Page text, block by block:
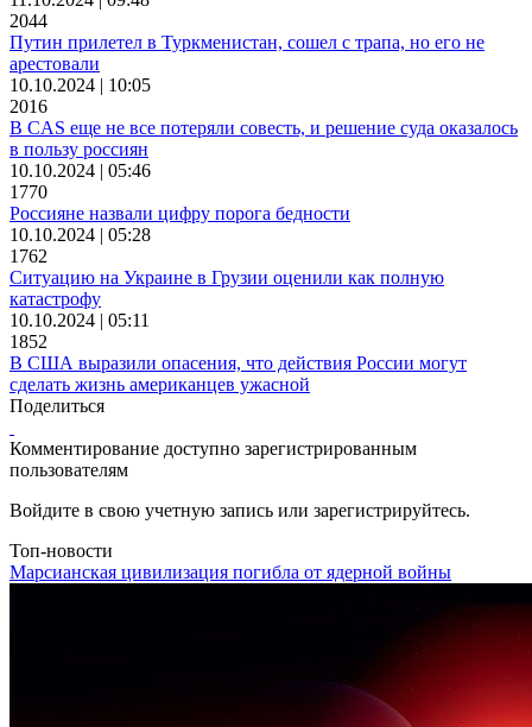
2044
Путин прилетел в Туркменистан, сошел с трапа, но его не
арестовали
10.10.2024 | 10:05
2016
В CAS еще не все потеряли совесть, и решение суда оказалось
в пользу россиян
10.10.2024 | 05:46
1770
Россияне назвали цифру порога бедности
10.10.2024 | 05:28
1762
Ситуацию на Украине в Грузии оценили как полную
катастрофу
10.10.2024 | 05:11
1852
В США выразили опасения, что действия России могут
сделать жизнь американцев ужасной
Поделиться
Комментирование доступно зарегистрированным
пользователям
Войдите в свою учетную запись или зарегистрируйтесь.
Топ-новости
Марсианская цивилизация погибла от ядерной войны